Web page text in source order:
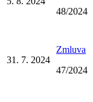
48/2024
31. 7. 2024
Zmluva
47/2024